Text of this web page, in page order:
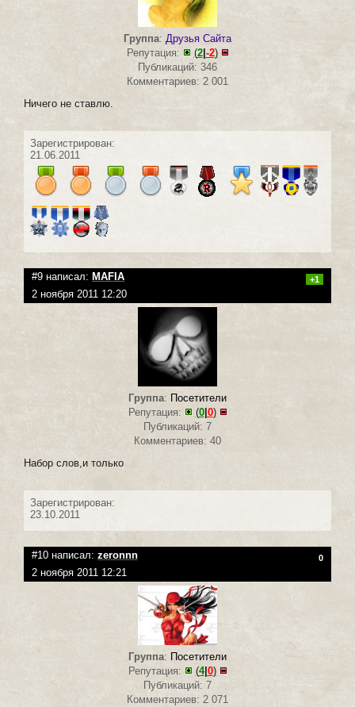
Группа: Друзья Сайта
Репутация:
(2| -2)
Публикаций: 346
Комментариев: 2 001
Ничего не ставлю.
Зарегистрирован:
21.06.2011
#9 написал: MAFIA +1
2 ноября 2011 12:20
Группа: Посетители
Репутация:
(0| 0)
Публикаций: 7
Комментариев: 40
Набор слов,и только
Зарегистрирован:
23.10.2011
#10 написал: zeronnn 0
2 ноября 2011 12:21
Группа: Посетители
Репутация:
(4| 0)
Публикаций: 7
Комментариев: 2 071